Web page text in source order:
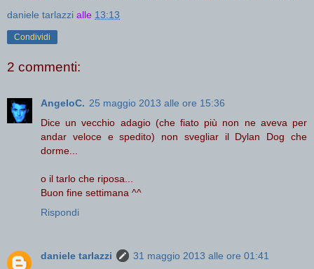
daniele tarlazzi alle 13:13
Condividi
2 commenti:
AngeloC. 25 maggio 2013 alle ore 15:36
Dice un vecchio adagio (che fiato più non ne aveva per
andar veloce e spedito) non svegliar il Dylan Dog che
dorme...
o il tarlo che riposa...
Buon fine settimana ^^
Rispondi
daniele tarlazzi
31 maggio 2013 alle ore 01:41